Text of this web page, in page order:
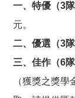
一、特優（3隊
元。
二、優選（3隊
三、佳作（6隊
（獲獎之獎